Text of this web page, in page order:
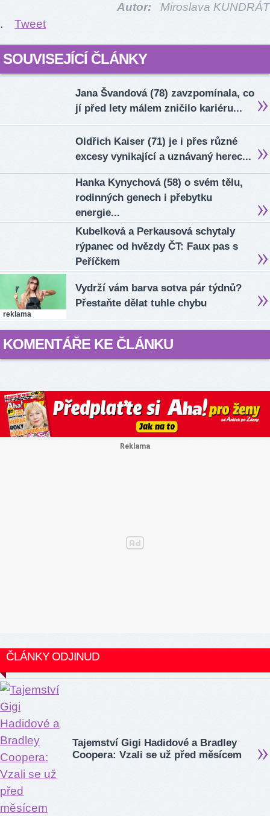
Autor:
Miroslava KUNDRÁT
.
Tweet
SOUVISEJÍCÍ ČLÁNKY
Jana Švandová (78) zavzpomínala, co
jí před lety málem zničilo kariéru...
Oldřich Kaiser (71) je i přes různé
excesy vynikající a uznávaný herec...
Hanka Kynychová (58) o svém tělu,
rodinných genech i přebytku
energie...
Kubelková a Perkausová schytaly
rýpanec od hvězdy ČT: Faux pas s
Peříčkem
reklama
Vydrží vám barva sotva pár týdnů?
Přestaňte dělat tuhle chybu
KOMENTÁŘE KE ČLÁNKU
ČLÁNKY ODJINUD
Tajemství Gigi Hadidové a Bradley
Coopera: Vzali se už před měsícem